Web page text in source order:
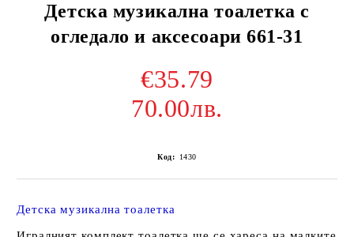
Детска музикална тоалетка с
огледало и аксесоари 661-31
€35.79
70.00лв.
Код: 1430
Детска музикална тоалетка